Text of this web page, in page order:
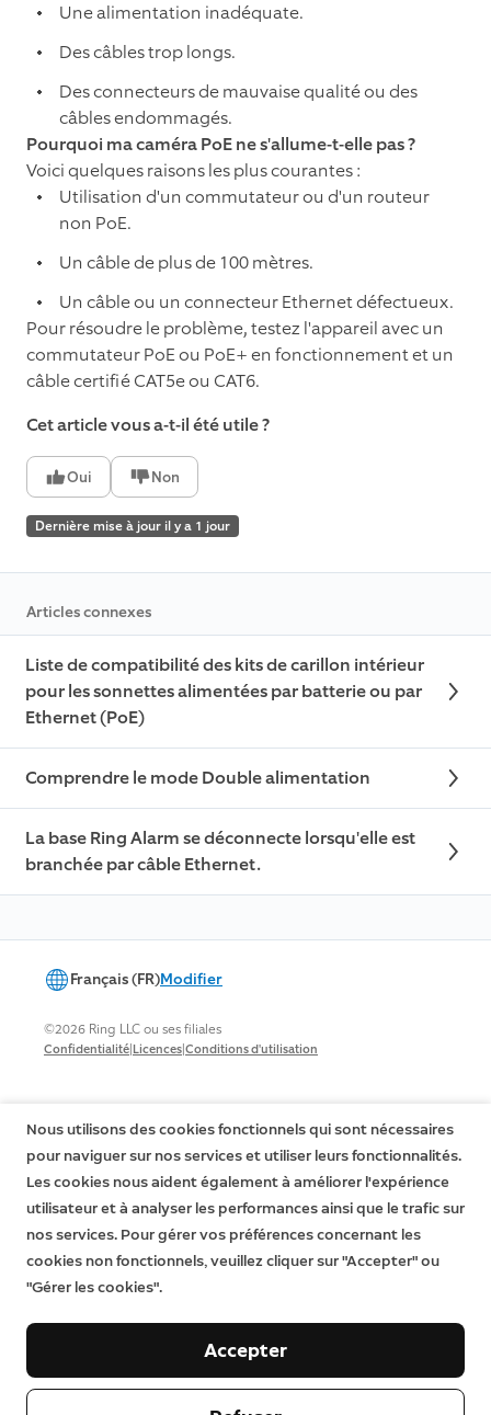
Une alimentation inadéquate.
Des câbles trop longs.
Des connecteurs de mauvaise qualité ou des
câbles endommagés.
Pourquoi ma caméra PoE ne s'allume-t-elle pas ?
Voici quelques raisons les plus courantes :
Utilisation d'un commutateur ou d'un routeur
non PoE.
Un câble de plus de 100 mètres.
Un câble ou un connecteur Ethernet défectueux.
Pour résoudre le problème, testez l'appareil avec un
commutateur PoE ou PoE+ en fonctionnement et un
câble certifié CAT5e ou CAT6.
Cet article vous a-t-il été utile ?
Oui Non
Dernière mise à jour il y a 1 jour
Articles connexes
Liste de compatibilité des kits de carillon intérieur
pour les sonnettes alimentées par batterie ou par
Ethernet (PoE)
Comprendre le mode Double alimentation
La base Ring Alarm se déconnecte lorsqu'elle est
branchée par câble Ethernet.
Français (FR)Modifier
©2026 Ring LLC ou ses filiales
Confidentialité|Licences|Conditions d'utilisation
Nous utilisons des cookies fonctionnels qui sont nécessaires
pour naviguer sur nos services et utiliser leurs fonctionnalités.
Les cookies nous aident également à améliorer l'expérience
utilisateur et à analyser les performances ainsi que le trafic sur
nos services. Pour gérer vos préférences concernant les
cookies non fonctionnels, veuillez cliquer sur "Accepter" ou
"Gérer les cookies".
Accepter